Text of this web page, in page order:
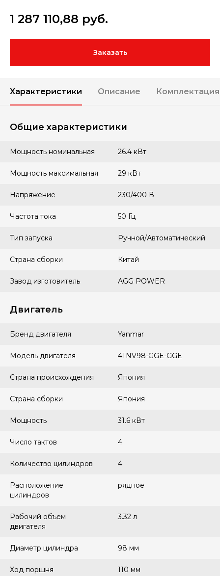
1 287 110,88 руб.
Заказать
Характеристики Описание Комплектация
Общие характеристики
Мощность номинальная 26.4 кВт
Мощность максимальная 29 кВт
Напряжение 230/400 В
Частота тока 50 Гц
Тип запуска Ручной/Автоматический
Страна сборки Китай
Завод изготовитель AGG POWER
Двигатель
Бренд двигателя Yanmar
Модель двигателя 4TNV98-GGE-GGE
Страна происхождения Япония
Страна сборки Япония
Мощность 31.6 кВт
Число тактов 4
Количество цилиндров 4
Расположение
цилиндров
рядное
Рабочий объем
двигателя
3.32 л
Диаметр цилиндра 98 мм
Ход поршня 110 мм